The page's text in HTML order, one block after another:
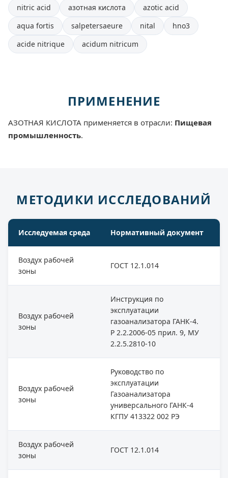
nitric acid азотная кислота
azotic acid
aqua fortis
salpetersaeure nital
hno3
acide nitrique
acidum nitricum
ПРИМЕНЕНИЕ
АЗОТНАЯ КИСЛОТА применяется в отрасли: Пищевая
промышленность.
МЕТОДИКИ ИССЛЕДОВАНИЙ
Исследуемая среда Нормативный документ
Воздух рабочей
зоны
ГОСТ 12.1.014
Воздух рабочей
зоны
Инструкция по
эксплуатации
газоанализатора ГАНК-4.
Р 2.2.2006-05 прил. 9, МУ
2.2.5.2810-10
Воздух рабочей
зоны
Руководство по
эксплуатации
Газоанализатора
универсального ГАНК-4
КГПУ 413322 002 РЭ
Воздух рабочей
зоны
ГОСТ 12.1.014